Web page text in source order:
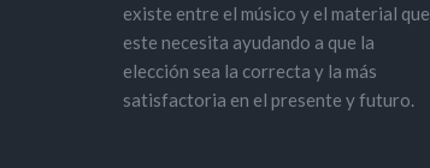
existe entre el músico y el material que
este necesita ayudando a que la
elección sea la correcta y la más
satisfactoria en el presente y futuro.